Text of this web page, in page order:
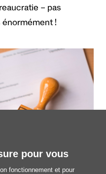
– pas
énormément !
pour vous
fonctionnement et pour